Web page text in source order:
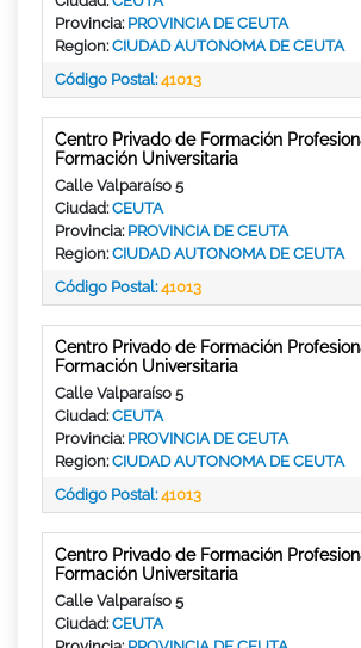
Provincia: PROVINCIA DE CEUTA
Region:CIUDAD AUTONOMA DE CEUTA
Código Postal:41013
Centro Privado de Formación
Formación Universitaria
Calle Valparaíso 5
Ciudad:CEUTA
Provincia: PROVINCIA DE CEUTA
Region:CIUDAD AUTONOMA DE CEUTA
Código Postal:41013
Centro Privado de Formación
Formación Universitaria
Calle Valparaíso 5
Ciudad:CEUTA
Provincia: PROVINCIA DE CEUTA
Region:CIUDAD AUTONOMA DE CEUTA
Código Postal:41013
Centro Privado de Formación
Formación Universitaria
Calle Valparaíso 5
Ciudad:CEUTA